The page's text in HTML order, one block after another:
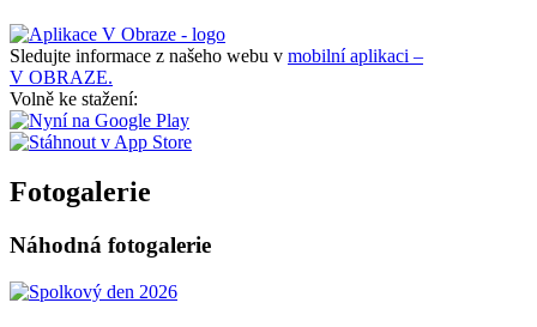
Sledujte informace z našeho webu v mobilní aplikaci –
V OBRAZE.
Volně ke stažení:
Fotogalerie
Náhodná fotogalerie